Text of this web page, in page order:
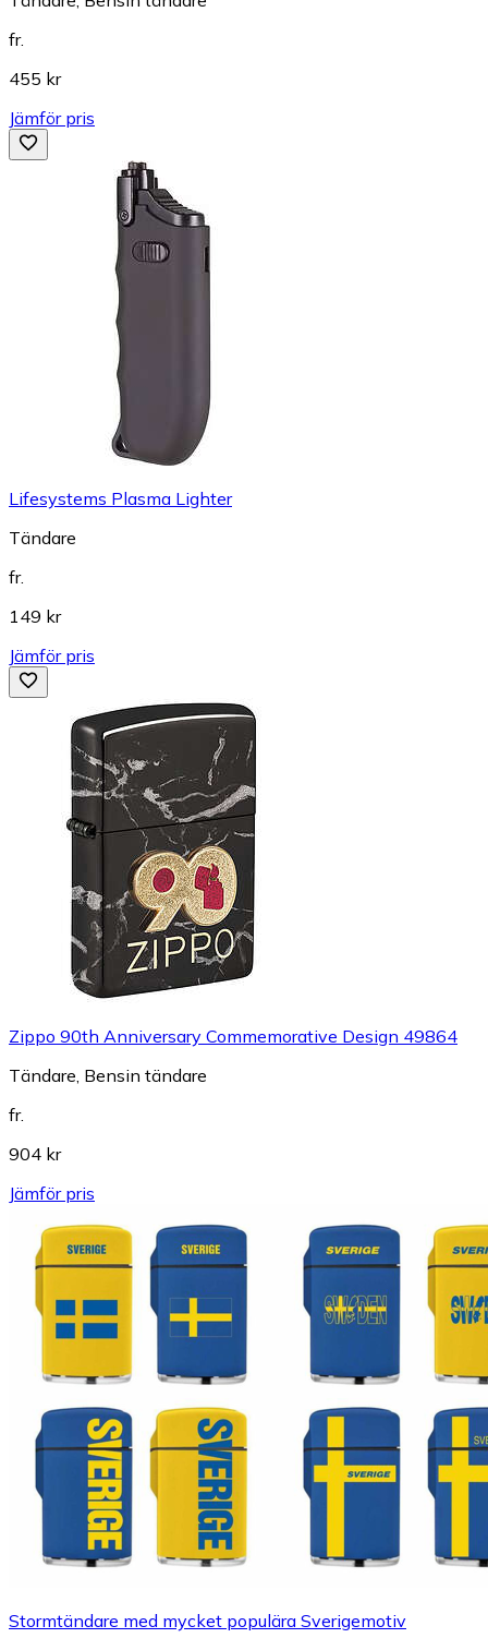
fr.
455 kr
Jämför pris
Lifesystems Plasma Lighter
Tändare
fr.
149 kr
Jämför pris
Zippo 90th Anniversary Commemorative Design 49864
Tändare, Bensin tändare
fr.
904 kr
Jämför pris
Stormtändare med mycket populära Sverigemotiv